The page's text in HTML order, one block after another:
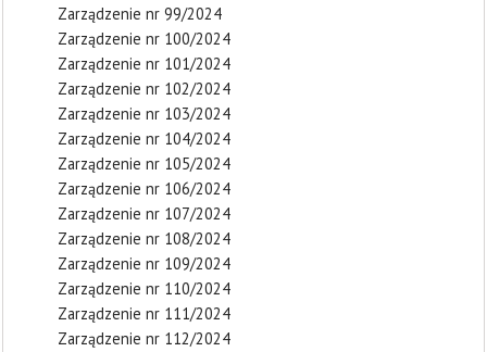
Zarządzenie nr 99/2024
Zarządzenie nr 100/2024
Zarządzenie nr 101/2024
Zarządzenie nr 102/2024
Zarządzenie nr 103/2024
Zarządzenie nr 104/2024
Zarządzenie nr 105/2024
Zarządzenie nr 106/2024
Zarządzenie nr 107/2024
Zarządzenie nr 108/2024
Zarządzenie nr 109/2024
Zarządzenie nr 110/2024
Zarządzenie nr 111/2024
Zarządzenie nr 112/2024